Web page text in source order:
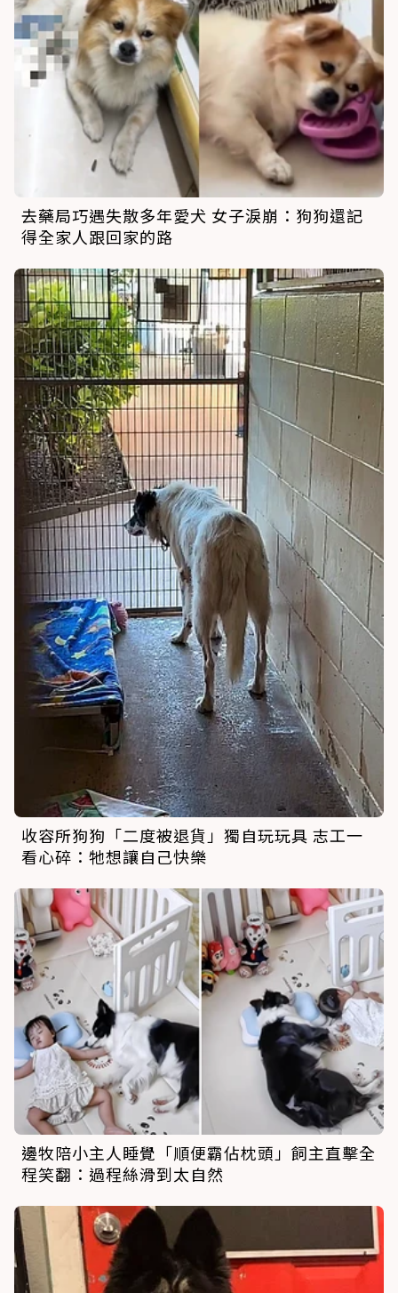
去藥局巧遇失散多年愛犬 女子淚崩：狗狗還記
得全家人跟回家的路
收容所狗狗「二度被退貨」獨自玩玩具 志工一
看心碎：牠想讓自己快樂
邊牧陪小主人睡覺「順便霸佔枕頭」飼主直擊全
程笑翻：過程絲滑到太自然